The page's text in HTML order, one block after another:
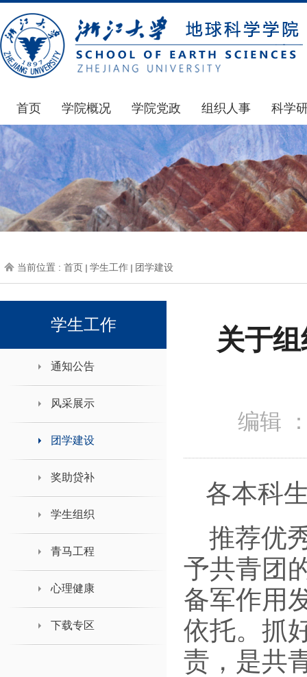
首页 学院概况
学院简介
发展简史
组织机构
师资力量
学院院刊
学院党政
通知公告
学院发文
党委会议纪要
党政联席会议纪要
人力资源会议纪要
办事指南
组织人事
通知公告
博士后管理
人才招聘
年度考核
下载专区
科学
国家
科研
通知
科研
地科
当前位置 : 首页 学生工作 团学建设
学生工作
通知公告
风采展示
团学建设
奖助贷补
学生组织
青马工程
心理健康
下载专区
关于
编辑
各本科
推荐优
予共青团
备军作用
依托。抓
责，是共